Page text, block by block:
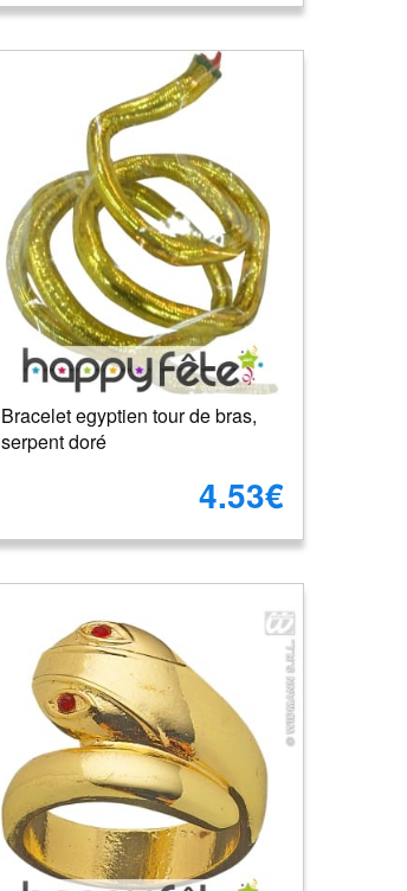
Bracelet egyptien tour de bras,
serpent doré
4.53€